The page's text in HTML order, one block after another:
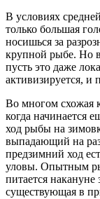
В условиях
только большая
носишься за
крупной рыбе. Но
пусть это даже
активизируется, и
Во многом схожая
когда начинается
ход рыбы на
выпадающий на
предзимний ход
уловы. Опытным
питается
существующая в